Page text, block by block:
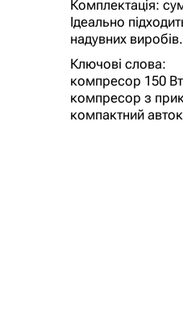
Комплектація:
Ідеально
надувних
Ключові слова:
компресор 150
компресор з
компактний